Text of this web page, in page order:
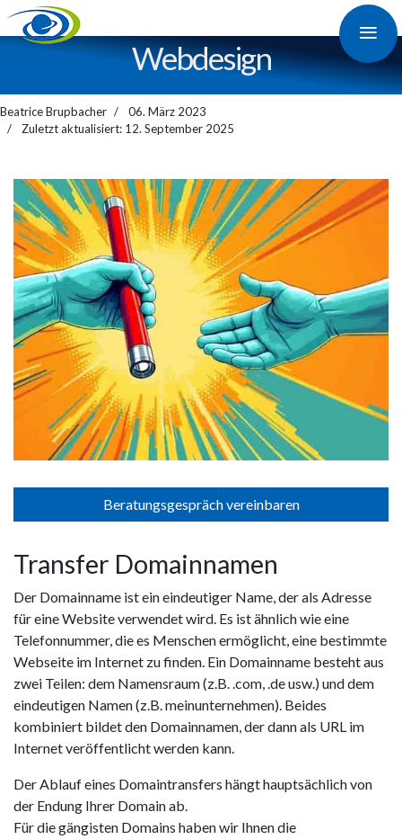
Web­design
Beatrice Brupbacher
06. März 2023
Zuletzt aktualisiert: 12. September 2025
Beratungsgespräch vereinbaren
Transfer Domainnamen
Der Domainname ist ein eindeutiger Name, der als Adresse
für eine Website verwendet wird. Es ist ähnlich wie eine
Telefonnummer, die es Menschen ermöglicht, eine bestimmte
Webseite im Internet zu finden. Ein Domainname besteht aus
zwei Teilen: dem Namensraum (z.B. .com, .de usw.) und dem
eindeutigen Namen (z.B. meinunternehmen). Beides
kombiniert bildet den Domainnamen, der dann als URL im
Internet veröffentlicht werden kann.
Der Ablauf eines Domaintransfers hängt hauptsächlich von
der Endung Ihrer Domain ab.
Für die gängisten Domains haben wir Ihnen die
≡